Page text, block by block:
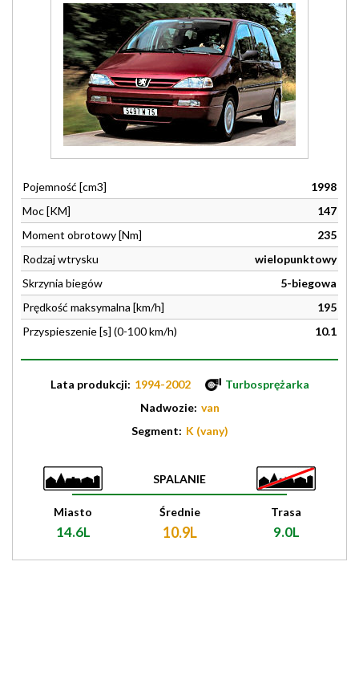
Pojemność [cm3]
1998
Moc [KM]
147
Moment obrotowy [Nm]
235
Rodzaj wtrysku
wielopunktowy
Skrzynia biegów
5-biegowa
Prędkość maksymalna [km/h]
195
Przyspieszenie [s] (0-100 km/h)
10.1
Lata produkcji: 1994-2002
Turbosprężarka
Nadwozie: van
Segment: K (vany)
SPALANIE
Miasto
14.6L
Średnie
10.9L
Trasa
9.0L